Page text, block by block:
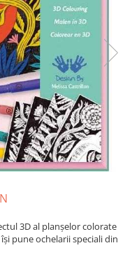
3D al planșelor colorate
pune ochelarii speciali din